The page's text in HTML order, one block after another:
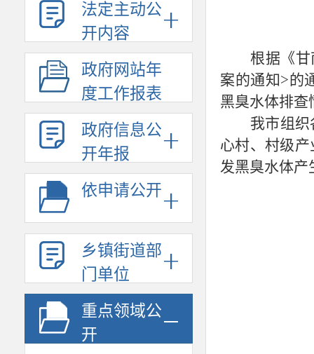
法定主动公
开内容
政府网站年
度工作报表
政府信息公
开年报
依申请公开
乡镇街道部
门单位
重点领域公
开
根据《
案的通知>的
黑臭水体排查
我市组
心村、村级
发黑臭水体产